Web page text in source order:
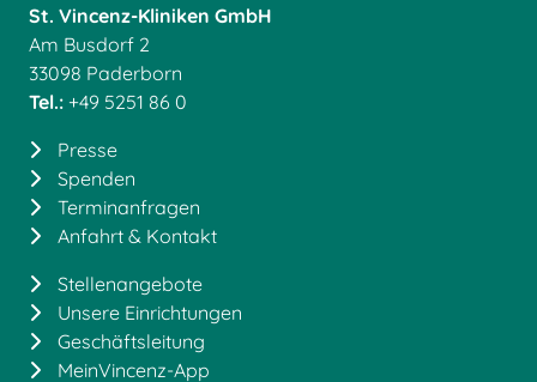
St. Vincenz-Kliniken GmbH
Am Busdorf 2
33098 Paderborn
Tel.: +49 5251 86 0
Presse
Spenden
Terminanfragen
Anfahrt & Kontakt
Stellenangebote
Unsere Einrichtungen
Geschäftsleitung
MeinVincenz-App